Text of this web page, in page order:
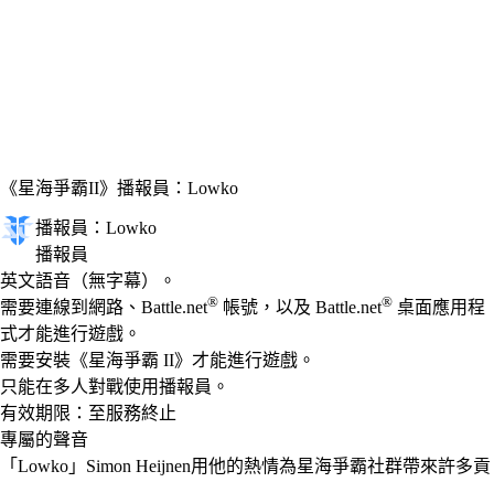
《星海爭霸II》 播報員：Lowko
播報員：Lowko
播報員
價格
Available actions
英文語音（無字幕）。
需要連線到網路、Battle.net® 帳號，以及 Battle.net® 桌面應用程
式才能進行遊戲。
需要安裝《星海爭霸 II》才能進行遊戲。
只能在多人對戰使用播報員。
有效期限：至服務終止
專屬的聲音
「Lowko」Simon Heijnen用他的熱情為星海爭霸社群帶來許多貢